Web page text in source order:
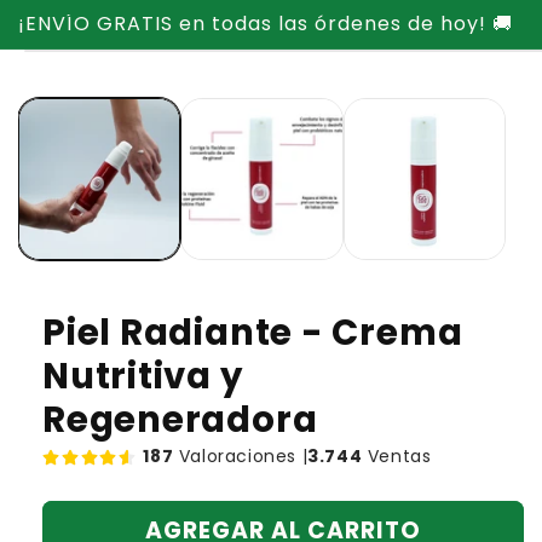
contenido
¡ENVÍO GRATIS en todas las órdenes de hoy! 🚚
producto
Piel Radiante - Crema
Nutritiva y
Regeneradora
187 Valoraciones |3.744 Ventas
AGREGAR AL CARRITO